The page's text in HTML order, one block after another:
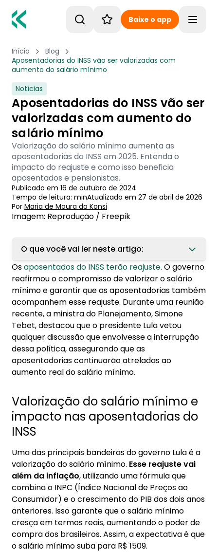
Baixe o app
Início
Blog
Aposentadorias do INSS vão ser valorizadas com
aumento do salário mínimo
Notícias
Aposentadorias do INSS vão ser
valorizadas com aumento do
salário mínimo
Valorização do salário mínimo aumenta as
aposentadorias do INSS em 2025. Entenda o
impacto do reajuste e como isso beneficia
aposentados e pensionistas.
Publicado em 16 de outubro de 2024
Tempo de leitura: minAtualizado em 27 de abril de 2026
Por Maria de Moura da Konsi
Imagem: Reprodução / Freepik
O que você vai ler neste artigo:
1. Valorização do salário mínimo e impacto nas
aposentadorias do INSS
2. Por que a valorização das aposentadorias é
importante?
Osaposentados do INSS terão reajuste. O governo
reafirmou o compromisso de valorizar o salário
mínimo e garantir que as aposentadorias também
acompanhem esse reajuste. Durante uma reunião
recente, a ministra do Planejamento, Simone
Tebet, destacou que o presidente Lula vetou
qualquer discussão que envolvesse a interrupção
dessa política, assegurando que as
aposentadorias continuarão atreladas ao
aumento real do salário mínimo.
Valorização do salário mínimo e
impacto nas aposentadorias do
INSS
Uma das principais bandeiras do governo Lula é a
valorização do salário mínimo. Esse reajuste vai
além da inflação, utilizando uma fórmula que
combina o INPC (Índice Nacional de Preços ao
Consumidor) e o crescimento do PIB dos dois anos
anteriores. Isso garante que o salário mínimo
cresça em termos reais, aumentando o poder de
compra dos brasileiros. Assim, a expectativa é que
o salário mínimo suba para R$ 1509.